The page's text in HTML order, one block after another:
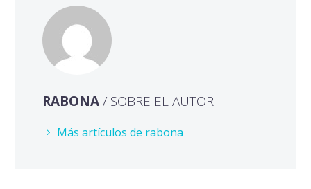
RABONA/ SOBRE EL AUTOR
Más artículos de rabona